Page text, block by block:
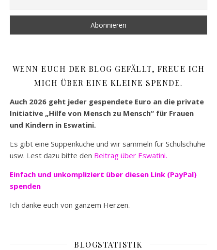
WENN EUCH DER BLOG GEFÄLLT, FREUE ICH
MICH ÜBER EINE KLEINE SPENDE.
Auch 2026 geht jeder gespendete Euro an die private
Initiative „Hilfe von Mensch zu Mensch“ für Frauen
und Kindern in Eswatini.
Es gibt eine Suppenküche und wir sammeln für Schulschuhe
usw. Lest dazu bitte den Beitrag über Eswatini.
Einfach und unkompliziert über diesen Link (PayPal)
spenden
Ich danke euch von ganzem Herzen.
BLOGSTATISTIK